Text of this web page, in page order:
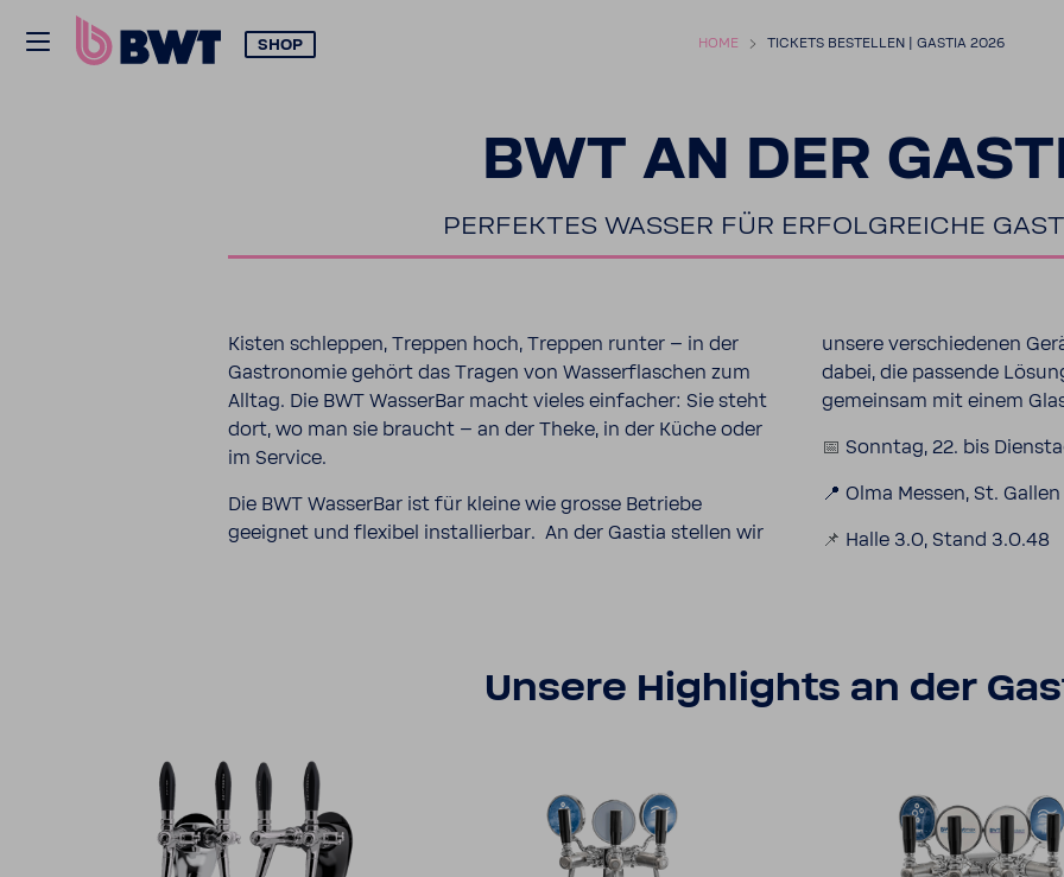
HOME TICKETS BESTELLEN | GASTIA 2026
SHOP
BWT AN DER
PERFEKTES WASSER FÜR ERFOLG­REICHE
Kisten schleppen, Treppen hoch, Treppen runter – in der
Gastro­nomie gehört das Tragen von Wasser­fla­schen zum
Alltag. Die BWT WasserBar macht vieles einfa­cher: Sie steht
dort, wo man sie braucht – an der Theke, in der Küche oder
im Service.
Die BWT WasserBar ist für kleine wie grosse Betriebe
geeignet und flexibel instal­lierbar. An der Gastia stellen wir
unsere verschie­denen
dabei, die passende
gemeinsam mit einem
📅 Sonntag, 22. bis
📍 Olma Messen, St. Gallen
📌 Halle 3.0, Stand 3.0.48
Unsere High­lights an der